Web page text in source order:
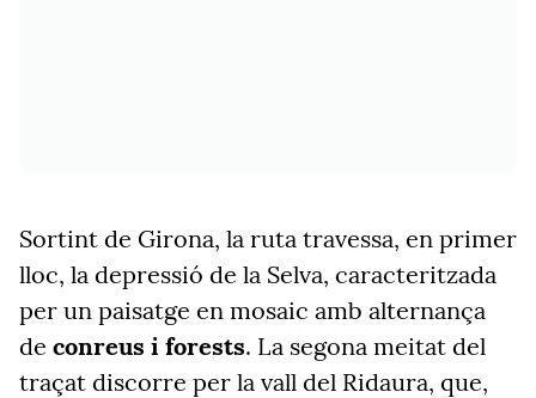
Sortint de Girona, la ruta travessa, en primer
lloc, la depressió de la Selva, caracteritzada
per un paisatge en mosaic amb alternança
de conreus i forests. La segona meitat del
traçat discorre per la vall del Ridaura, que,